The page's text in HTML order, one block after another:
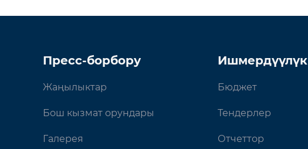
Пресс-борбору
Жаңылыктар
Бош кызмат орундары
Галерея
Ишмердүүлүк
Бюджет
Тендерлер
Отчеттор